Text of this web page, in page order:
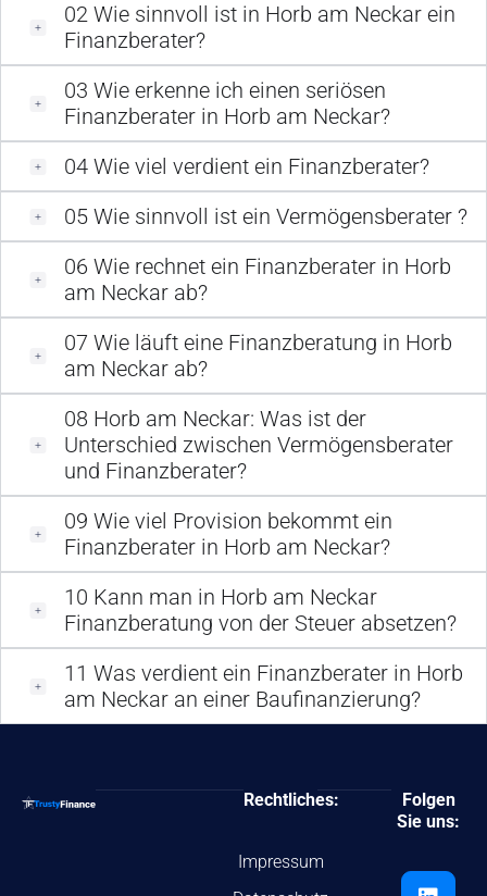
02 Wie sinnvoll ist in Horb am Neckar ein
Finanzberater?
03 Wie erkenne ich einen seriösen
Finanzberater in Horb am Neckar?
04 Wie viel verdient ein Finanzberater?
05 Wie sinnvoll ist ein Vermögensberater ?
06 Wie rechnet ein Finanzberater in Horb
am Neckar ab?
07 Wie läuft eine Finanzberatung in Horb
am Neckar ab?
08 Horb am Neckar: Was ist der
Unterschied zwischen Vermögensberater
und Finanzberater?
09 Wie viel Provision bekommt ein
Finanzberater in Horb am Neckar?
10 Kann man in Horb am Neckar
Finanzberatung von der Steuer absetzen?
11 Was verdient ein Finanzberater in Horb
am Neckar an einer Baufinanzierung?
Rechtliches:
Impressum
Folgen
Sie uns: